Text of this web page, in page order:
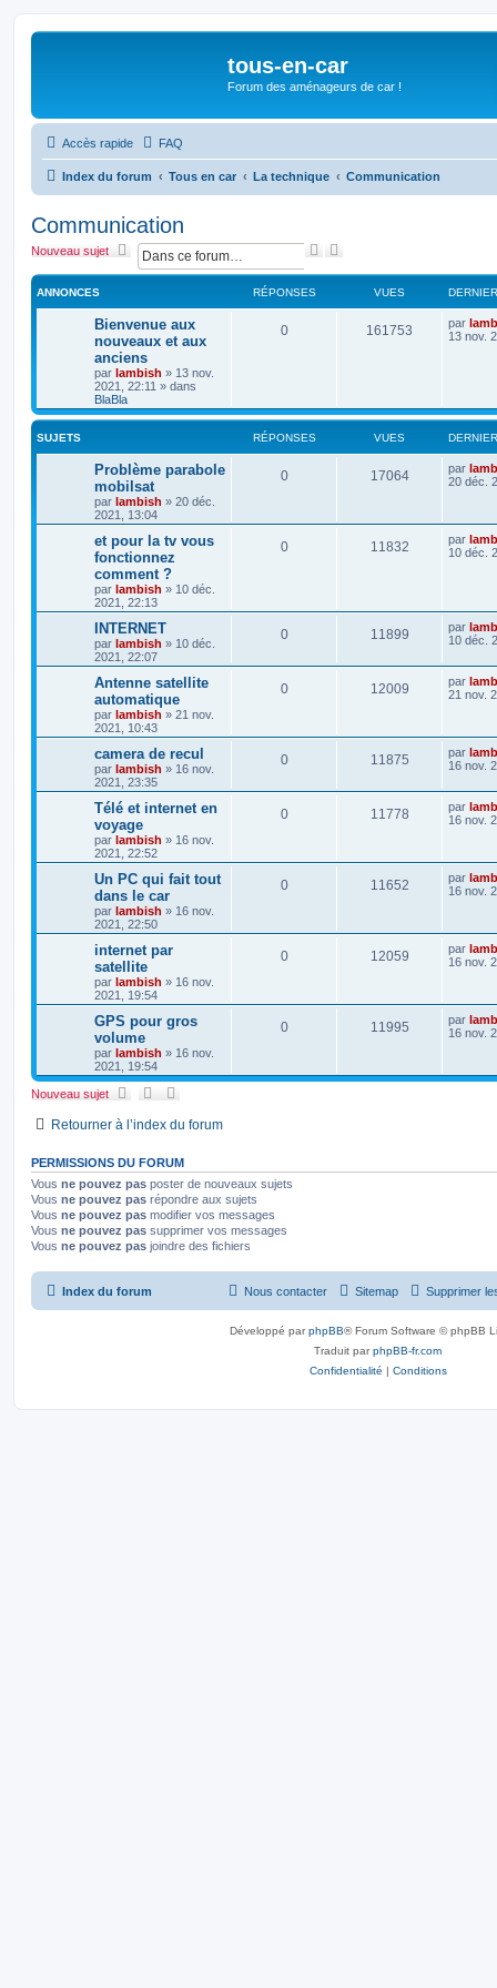
tous-en-car
Forum des aménageurs de car !
Accès rapide FAQ
Index du forum Tous en car La technique Communication
Communication
Nouveau sujet
R
c
e
c
e
a
c
ANNONCES RÉPONSES VUES
Bienvenue aux
nouveaux et aux
anciens
par lambish » 13 nov.
2021, 22:11 » dans
BlaBla
0 161753 par
13 nov.
SUJETS RÉPONSES VUES
Problème parabole
mobilsat
par lambish » 20 déc.
2021, 13:04
0 17064 par
20 déc.
et pour la tv vous
fonctionnez
comment ?
par lambish » 10 déc.
2021, 22:13
0 11832 par
10 déc.
INTERNET
par lambish » 10 déc.
2021, 22:07
0 11899 par
10 déc.
Antenne satellite
automatique
par lambish » 21 nov.
2021, 10:43
0 12009 par
21 nov.
camera de recul
par lambish » 16 nov.
2021, 23:35
0 11875 par
16 nov.
Télé et internet en
voyage
par lambish » 16 nov.
2021, 22:52
0 11778 par
16 nov.
Un PC qui fait tout
dans le car
par lambish » 16 nov.
2021, 22:50
0 11652 par
16 nov.
internet par
satellite
par lambish » 16 nov.
2021, 19:54
0 12059 par
16 nov.
GPS pour gros
volume
par lambish » 16 nov.
2021, 19:54
0 11995 par
16 nov.
Nouveau sujet
Retourner à l’index du forum
PERMISSIONS DU FORUM
Vous ne pouvez pas poster de nouveaux sujets
Vous ne pouvez pas répondre aux sujets
Vous ne pouvez pas modifier vos messages
Vous ne pouvez pas supprimer vos messages
Vous ne pouvez pas joindre des fichiers
Index du forum Supprimer
Sitemap
Nous contacter
Développé parphpBB® Forum Software © phpBB
Traduit parphpBB-fr.com
Confidentialité | Conditions